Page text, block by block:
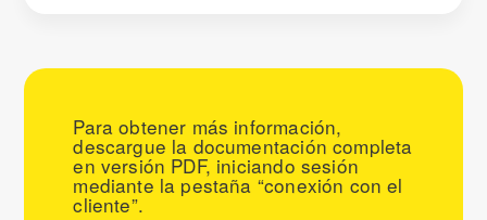
Para obtener más información,
descargue la documentación completa
en versión PDF, iniciando sesión
mediante la pestaña “conexión con el
cliente”.